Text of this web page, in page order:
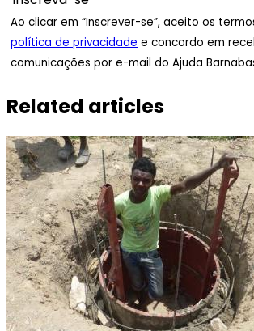
Ao clicar em “Inscrever-se”, aceito os
política de privacidade e concordo em
comunicações por e-mail do Ajuda
Related articles